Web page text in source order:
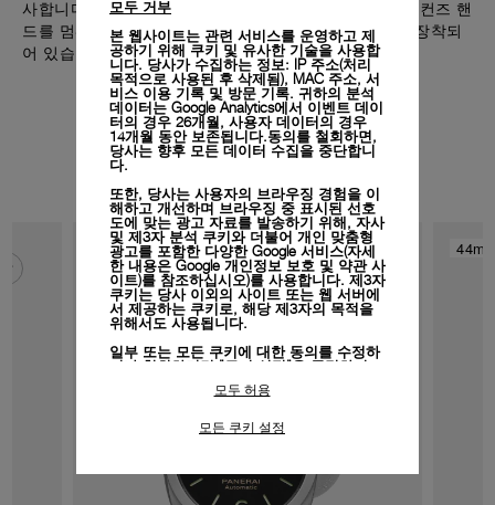
사합니다. 모델에 따라, 크라운을 당기면 밸런스 휠과 세컨즈 핸
드를 멈춰 정확한 시간 설정을 제공하는 메커니즘 또한 장착되
어 있습니다.
원하는 시계 만나보기 P.9010
44mm
모두 거부
본 웹사이트는 관련 서비스를 운영하고 제
공하기 위해 쿠키 및 유사한 기술을 사용합
니다. 당사가 수집하는 정보: IP 주소(처리
목적으로 사용된 후 삭제됨), MAC 주소, 서
비스 이용 기록 및 방문 기록. 귀하의 분석
데이터는 Google Analytics에서 이벤트 데이
터의 경우 26개월, 사용자 데이터의 경우
14개월 동안 보존됩니다.동의를 철회하면,
당사는 향후 모든 데이터 수집을 중단합니
다.
또한, 당사는 사용자의 브라우징 경험을 이
해하고 개선하며 브라우징 중 표시된 선호
도에 맞는 광고 자료를 발송하기 위해, 자사
및 제3자 분석 쿠키와 더불어 개인 맞춤형
광고를 포함한 다양한 Google 서비스(자세
한 내용은Google 개인정보 보호 및 약관 사
이트)를 참조하십시오)를 사용합니다. 제3자
쿠키는 당사 이외의 사이트 또는 웹 서버에
서 제공하는 쿠키로, 해당 제3자의 목적을
위해서도 사용됩니다.
일부 또는 모든 쿠키에 대한 동의를 수정하
거나 철회하려면 "쿠키 설정"을 클릭하거
수집하는 정보" 섹션을 참조하여 자세히 알
모든 쿠키의 사용에 동의하시려면 "모두 허
"모두 거부"를 클릭하시면 기술 쿠키만 사
용하는 데 동의하게 됩니다.
모두 허용
모든 쿠키 설정